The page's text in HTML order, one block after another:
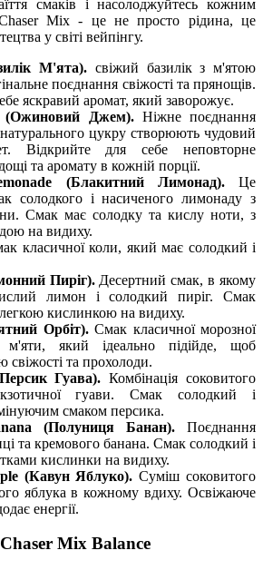
смаків і насолоджуйтесь кожним
Mix - це не просто рідина, це
у світі вейпінгу.
М'ята). свіжий базилік з м'ятою
поєднання свіжості та прянощів.
яскравий аромат, який заворожує.
(Ожиновий Джем). Ніжне поєднання
цукру створюють чудовий
Відкрийте для себе неповторне
та аромату в кожній порції.
(Блакитний Лимонад). Це
солодкого і насиченого лимонаду з
Смак має солодку та кислу ноти, з
на видиху.
класичної коли, який має солодкий і
Пиріг).Десертний смак, в якому
лимон і солодкий пиріг. Смак
кислинкою на видиху.
Орбіт). Смак класичної морозної
м'яти, який ідеально підійде, щоб
свіжості та прохолоди.
Гуава).Комбінація соковитого
гуави. Смак солодкий і
смаком персика.
(Полуниця Банан). Поєднання
та кремового банана. Смак солодкий і
кислинки на видиху.
(Кавун Яблуко).Суміш соковитого
яблука в кожному вдиху. Освіжаюче
енергії.
Mix Balance